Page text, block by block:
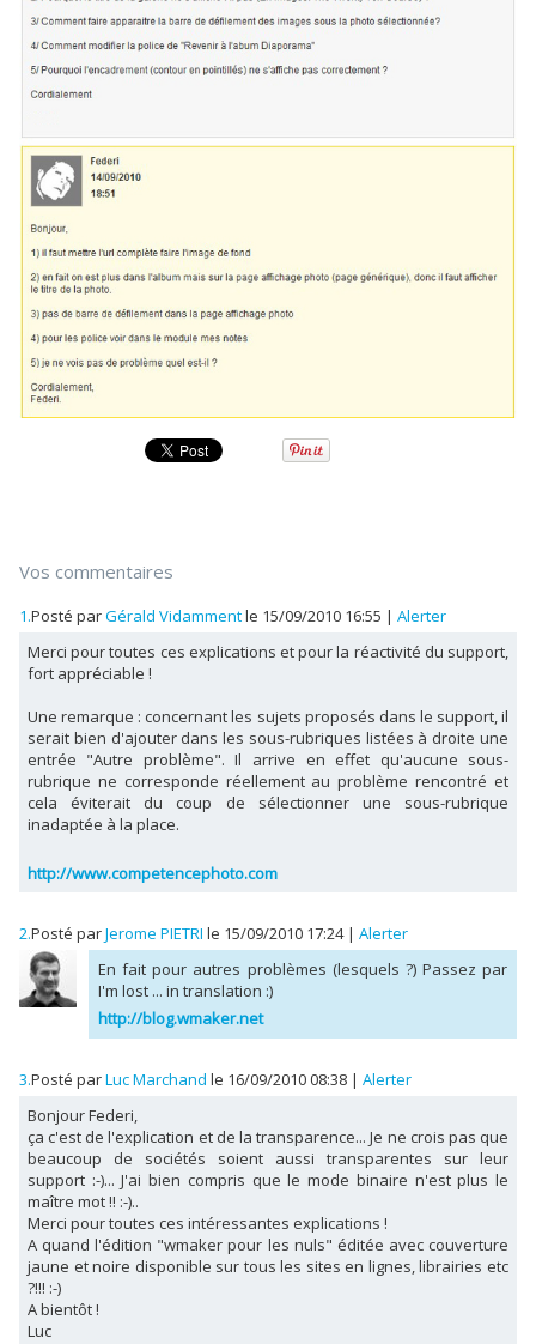
Vos commentaires
1.Posté parGérald Vidammentle 15/09/2010 16:55 | Alerter
Merci pour toutes ces explications et pour la réactivité du support,
fort appréciable !
Une remarque : concernant les sujets proposés dans le support, il
serait bien d'ajouter dans les sous-rubriques listées à droite une
entrée "Autre problème". Il arrive en effet qu'aucune sous-
rubrique ne corresponde réellement au problème rencontré et
cela éviterait du coup de sélectionner une sous-rubrique
inadaptée à la place.
http://www.competencephoto.com
2.Posté parJerome PIETRI le 15/09/2010 17:24 | Alerter
En fait pour autres problèmes (lesquels ?) Passez par
I'm lost ... in translation :)
http://blog.wmaker.net
3.Posté parLuc Marchand le 16/09/2010 08:38 | Alerter
Bonjour Federi,
ça c'est de l'explication et de la transparence... Je ne crois pas que
beaucoup de sociétés soient aussi transparentes sur leur
support :-)... J'ai bien compris que le mode binaire n'est plus le
maître mot !! :-)..
Merci pour toutes ces intéressantes explications !
A quand l'édition "wmaker pour les nuls" éditée avec couverture
jaune et noire disponible sur tous les sites en lignes, librairies etc
?!!! :-)
A bientôt !
Luc